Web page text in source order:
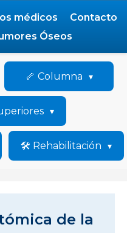
médicos
Contacto
Óseos
🦴 Columna
🛠️ Rehabilitación
de la